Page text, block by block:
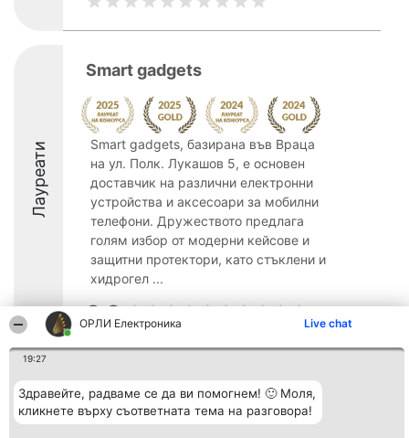
ОРЛИ Електроника Live chat
19:27
Здравейте, радваме се да ви помогнем! 🙂 Моля,
кликнете върху съответната тема на разговора!
Лауреати
Smart gadgets
Smart gadgets, базирана във Враца
на ул. Полк. Лукашов 5, е основен
доставчик на различни електронни
устройства и аксесоари за мобилни
телефони. Дружеството предлага
голям избор от модерни кейсове и
защитни протектори, като стъклени и
хидрогел ...
9.8
Организатор на
класиране
Beautiful Company S.R.L.
BulevardulAleea Timișul De
Класация
Победители
всички
Контакти
Контакти